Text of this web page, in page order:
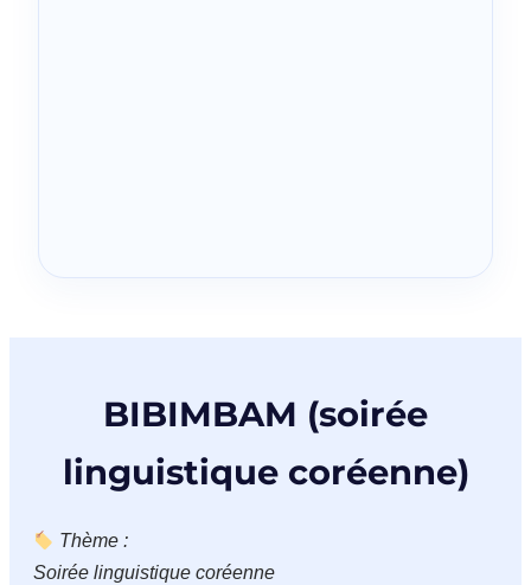
BIBIMBAM (soirée
linguistique coréenne)
Thème :
Soirée linguistique coréenne